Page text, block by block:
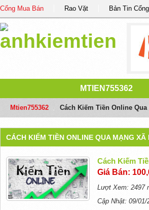
Cổng Mua Bán Rao Vặt Bản Tin
MTIEN755362
Mtien755362 Cách Kiếm Tiền Online
CÁCH KIẾM TIỀN ONLINE QUA MẠNG
Cách Kiếm
Giá Bán:
Lượt Xem: 2497
Cập Nhật: 09/